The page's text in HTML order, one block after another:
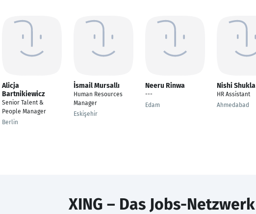
Alicja
Bartnikiewicz
Senior Talent &
People Manager
Berlin
İsmail Mursallı
Human Resources
Manager
Eskişehir
Neeru Rinwa
---
Edam
Nishi Shukla
HR Assistant
Ahmedabad
XING – Das Jobs-Netzwerk